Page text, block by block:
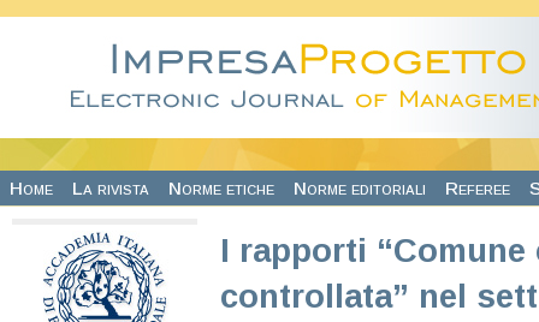
Home La rivista Norme etiche Norme editoriali Referee
I rapporti
controllata” nel